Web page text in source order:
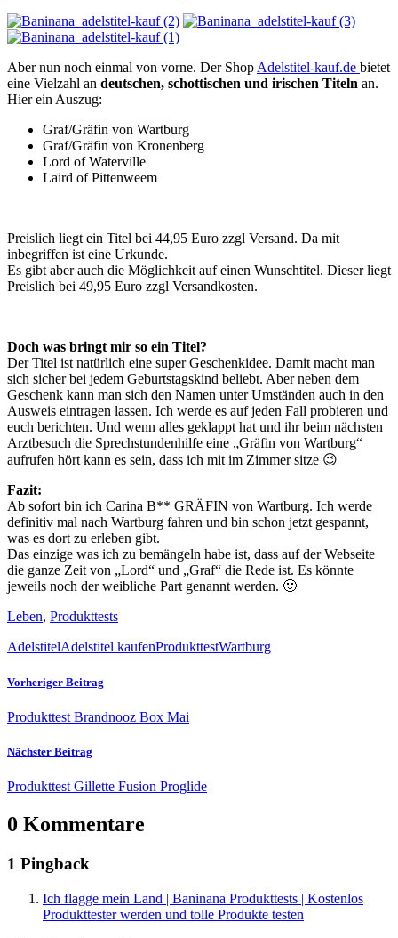
Aber nun noch einmal von vorne. Der ShopAdelstitel-kauf.de bietet
eine Vielzahl an deutschen, schottischen und irischen Titeln an.
Hier ein Auszug:
Graf/Gräfin von Wartburg
Graf/Gräfin von Kronenberg
Lord of Waterville
Laird of Pittenweem
Preislich liegt ein Titel bei 44,95 Euro zzgl Versand. Da mit
inbegriffen ist eine Urkunde.
Es gibt aber auch die Möglichkeit auf einen Wunschtitel. Dieser liegt
Preislich bei 49,95 Euro zzgl Versandkosten.
Doch was bringt mir so ein Titel?
Der Titel ist natürlich eine super Geschenkidee. Damit macht man
sich sicher bei jedem Geburtstagskind beliebt. Aber neben dem
Geschenk kann man sich den Namen unter Umständen auch in den
Ausweis eintragen lassen. Ich werde es auf jeden Fall probieren und
euch berichten. Und wenn alles geklappt hat und ihr beim nächsten
Arztbesuch die Sprechstundenhilfe eine „Gräfin von Wartburg“
aufrufen hört kann es sein, dass ich mit im Zimmer sitze 😉
Fazit:
Ab sofort bin ich Carina B** GRÄFIN von Wartburg. Ich werde
definitiv mal nach Wartburg fahren und bin schon jetzt gespannt,
was es dort zu erleben gibt.
Das einzige was ich zu bemängeln habe ist, dass auf der Webseite
die ganze Zeit von „Lord“ und „Graf“ die Rede ist. Es könnte
jeweils noch der weibliche Part genannt werden. 🙂
Leben, Produkttests
AdelstitelAdelstitel kaufenProdukttestWartburg
Vorheriger Beitrag
Produkttest Brandnooz Box Mai
Nächster Beitrag
Produkttest Gillette Fusion Proglide
0 Kommentare
1 Pingback
Ich flagge mein Land | Baninana Produkttests | Kostenlos
Produkttester werden und tolle Produkte testen